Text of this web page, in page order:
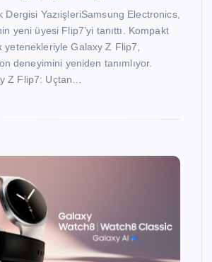
Dergisi YazıişleriSamsung Electronics,
yeni üyesi Flip7’yi tanıttı. Kompakt
yetenekleriyle Galaxy Z Flip7,
deneyimini yeniden tanımlıyor.
Z Flip7: Uçtan…